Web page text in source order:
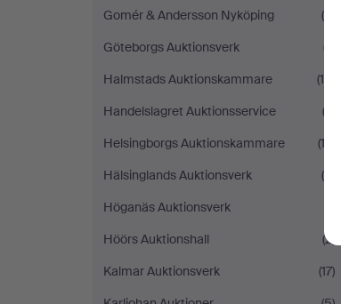
Gomér & Andersson Nyköping
(9)
Göteborgs Auktionsverk
(7)
Halmstads Auktionskammare
(10)
Handelslagret Auktionsservice
(3)
Helsingborgs Auktionskammare
(12)
Hälsinglands Auktionsverk
(5)
Höganäs Auktionsverk
Höörs Auktionshall
(2)
Kalmar Auktionsverk
(17)